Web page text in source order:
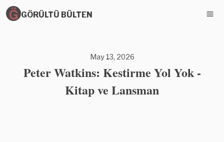
GÖRÜLTÜ BÜLTEN
May 13, 2026
Peter Watkins: Kestirme Yol Yok -
Kitap ve Lansman